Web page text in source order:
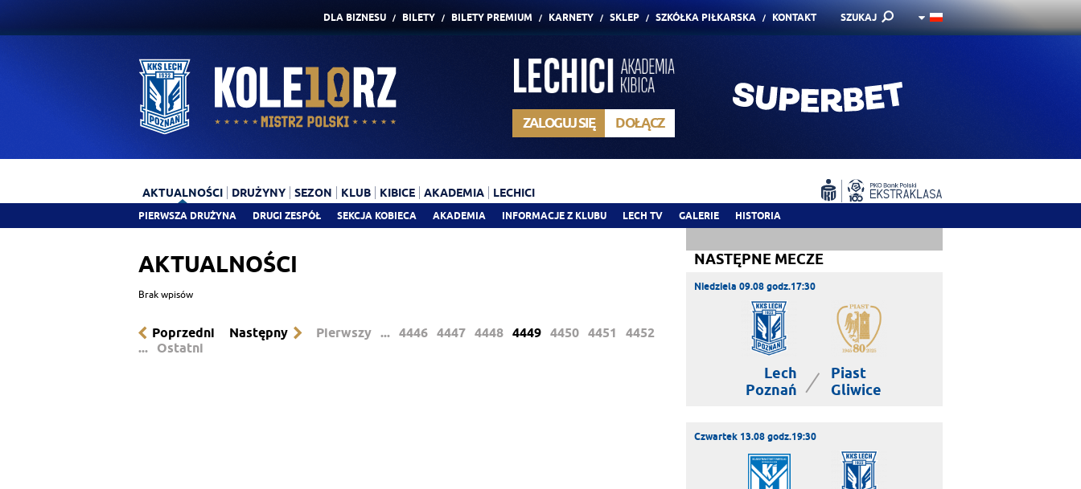
DLA BIZNESU BILETY BILETY PREMIUM KARNETY SKLEP SZKÓŁKA PIŁKARSKA KONTAKT SZUKAJ
ZALOGUJ SIĘ DOŁĄCZ
AKTUALNOŚCI
PIERWSZA DRUŻYNA DRUGI ZESPÓŁ SEKCJA KOBIECA AKADEMIA INFORMACJE Z KLUBU LECH TV GALERIE HISTORIA
DRUŻYNY SEZON KLUB KIBICE AKADEMIA LECHICI
AKTUALNOŚCI
Brak wpisów
Poprzedni Następny Pierwszy ... 4446 4447 4448 4449 4450 4451
4452
...
Ostatni
NASTĘPNE MECZE
Niedziela 09.08 godz.17:30
Lech
Poznań
|
Piast
Gliwice
Czwartek 13.08 godz.19:30